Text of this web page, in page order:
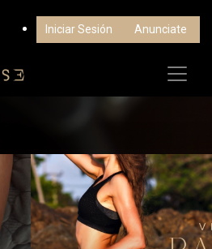
Iniciar Sesión Anunciate